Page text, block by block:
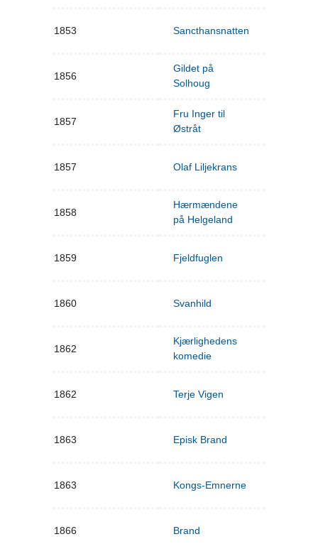
1853 Sancthansnatten
1856
Gildet på
Solhoug
1857
Fru Inger til
Østråt
1857 Olaf Liljekrans
1858
Hærmændene
på Helgeland
1859 Fjeldfuglen
1860 Svanhild
1862
Kjærlighedens
komedie
1862 Terje Vigen
1863 Episk Brand
1863 Kongs-Emnerne
1866 Brand